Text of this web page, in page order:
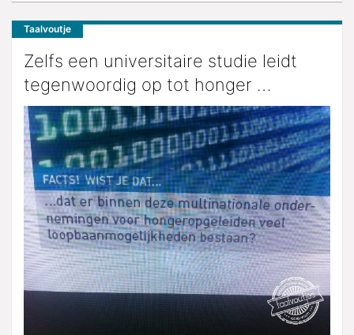
Taalvoutje
Zelfs een universitaire studie leidt
tegenwoordig op tot honger …